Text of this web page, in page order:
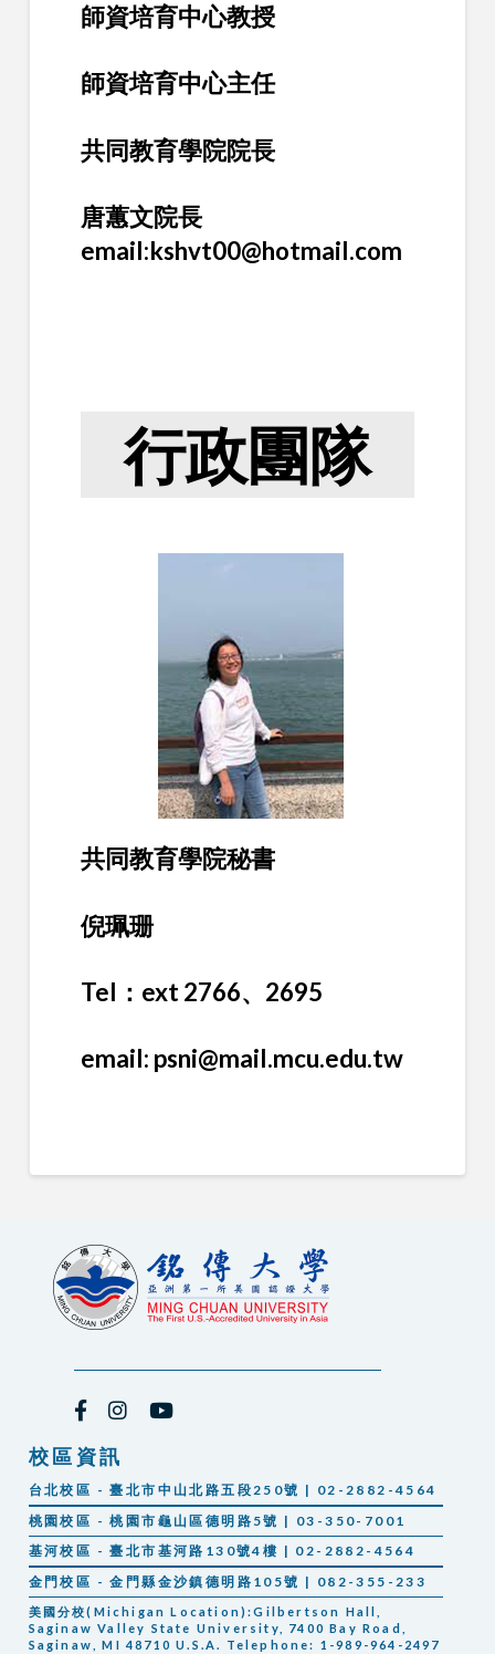
師資培育中心教授
師資培育中心主任
共同教育學院院長
唐蕙文院長
email:kshvt00@hotmail.com
行政團隊
共同教育學院秘書
倪珮珊
Tel：ext 2766、2695
email: psni@mail.mcu.edu.tw
校區資訊
台北校區 - 臺北市中山北路五段250號 | 02-2882-4564
桃園校區 - 桃園市龜山區德明路5號 | 03-350-7001
基河校區 - 臺北市基河路130號4樓 | 02-2882-4564
金門校區 - 金門縣金沙鎮德明路105號 | 082-355-233
美國分校(Michigan Location):Gilbertson Hall,
Saginaw Valley State University, 7400 Bay Road,
Saginaw, MI 48710 U.S.A. Telephone: 1-989-964-2497